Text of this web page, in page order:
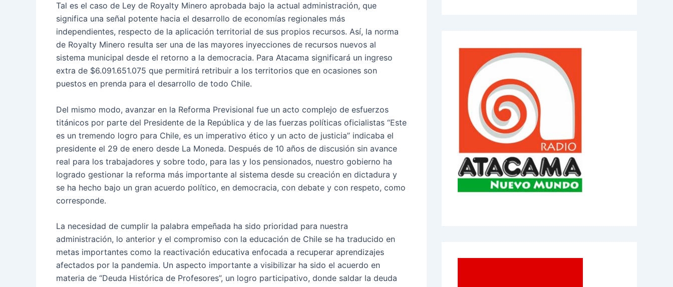
Tal es el caso de Ley de Royalty Minero aprobada bajo la actual administración, que
significa una señal potente hacia el desarrollo de economías regionales más
independientes, respecto de la aplicación territorial de sus propios recursos. Así, la norma
de Royalty Minero resulta ser una de las mayores inyecciones de recursos nuevos al
sistema municipal desde el retorno a la democracia. Para Atacama significará un ingreso
extra de $6.091.651.075 que permitirá retribuir a los territorios que en ocasiones son
puestos en prenda para el desarrollo de todo Chile.
Del mismo modo, avanzar en la Reforma Previsional fue un acto complejo de esfuerzos
titánicos por parte del Presidente de la República y de las fuerzas políticas oficialistas “Este
es un tremendo logro para Chile, es un imperativo ético y un acto de justicia” indicaba el
presidente el 29 de enero desde La Moneda. Después de 10 años de discusión sin avance
real para los trabajadores y sobre todo, para las y los pensionados, nuestro gobierno ha
logrado gestionar la reforma más importante al sistema desde su creación en dictadura y
se ha hecho bajo un gran acuerdo político, en democracia, con debate y con respeto, como
corresponde.
La necesidad de cumplir la palabra empeñada ha sido prioridad para nuestra
administración, lo anterior y el compromiso con la educación de Chile se ha traducido en
metas importantes como la reactivación educativa enfocada a recuperar aprendizajes
afectados por la pandemia. Un aspecto importante a visibilizar ha sido el acuerdo en
materia de “Deuda Histórica de Profesores”, un logro participativo, donde saldar la deuda